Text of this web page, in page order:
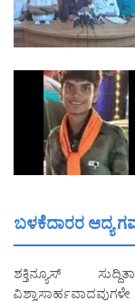
ಬಳಕೆದಾರರ ಆದ್ಯ
ಶಕ್ತಿನ್ಯೂಸ್